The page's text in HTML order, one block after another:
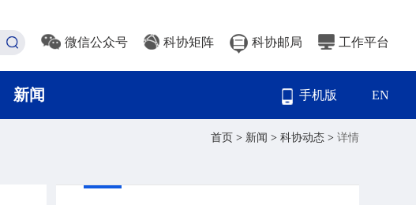
微信公众号 科协矩阵 科协邮局 工作平台
手机版 EN
新闻
首页 > 新闻 > 科协动态 > 详情